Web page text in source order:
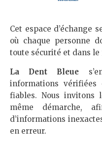
Cet espace d’échange
où chaque personne
toute sécurité et dans le
La Dent Bleue
informations vérifiées
fiables. Nous invitons
même démarche,
d’informations
en erreur.